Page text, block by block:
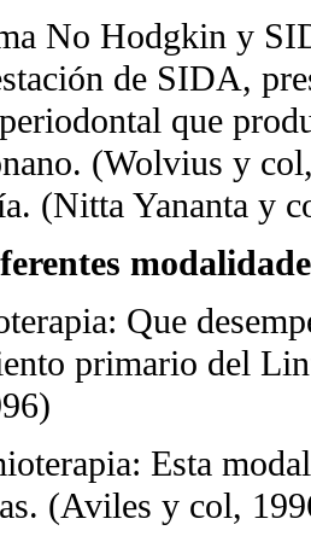
No Hodgkin y
de SIDA,
que
(Wolvius y
(Nitta Yananta y
Que
primario del
Esta
(Aviles y col,